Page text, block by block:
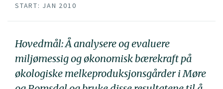
START: JAN 2010
Hovedmål: Å analysere og evaluere
miljømessig og økonomisk bærekraft på
økologiske melkeproduksjonsgårder i Møre